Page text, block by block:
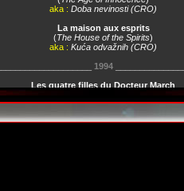
aka : Doba nevinosti (CRO)
La maison aux esprits
(The House of the Spirits)
aka : Kuća odvažnih (CRO)
1994
Les quatre filles du Docteur March
aka :Male žene (CRO)
Génération 90